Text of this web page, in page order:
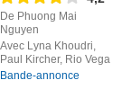
De Phuong Mai
Nguyen
Avec Lyna Khoudri,
Paul Kircher, Rio Vega
Bande-annonce